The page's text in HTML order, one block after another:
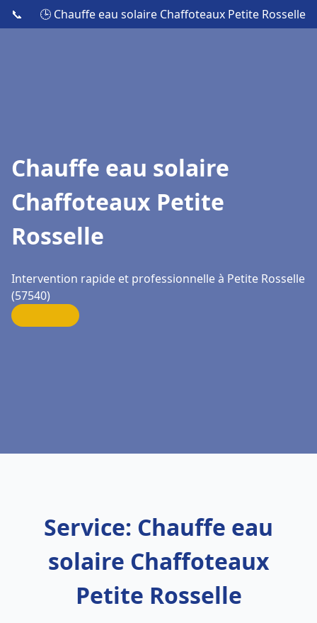
📞 🕒 Chauffe eau solaire Chaffoteaux Petite Rosselle
Chauffe eau solaire
Chaffoteaux Petite
Rosselle
Intervention rapide et professionnelle à Petite Rosselle
(57540)
Service: Chauffe eau
solaire Chaffoteaux
Petite Rosselle